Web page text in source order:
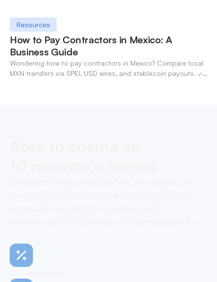
Resources
How to Pay Contractors in Mexico: A
Business Guide
Wondering how to pay contractors in Mexico? Compare local
MXN transfers via SPEI, USD wires, and stablecoin payouts. ✓